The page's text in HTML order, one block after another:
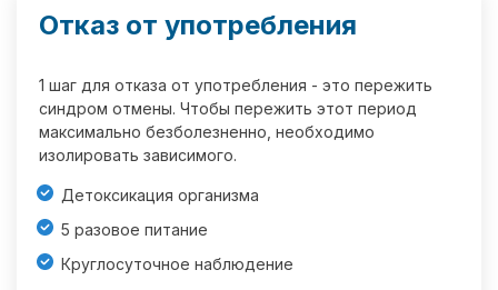
Отказ от употребления
1 шаг для отказа от употребления - это пережить
синдром отмены. Чтобы пережить этот период
максимально безболезненно, необходимо
изолировать зависимого.
Детоксикация организма
5 разовое питание
Круглосуточное наблюдение